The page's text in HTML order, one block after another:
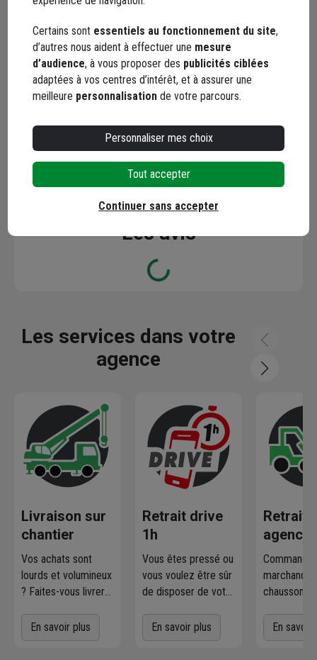
YouTube
Les avis
Loading...
Les services dans votre
agence
Livraison sur
chantier
Vos achats sont
lourds et volumineux
? Faites-vous livrer
voulez! L'agence
Chausson qui
En savoir plus
Retrait drive
1h
Vous êtes pressé ou
vous voulez être sûr
de disposer de votre
Commandez
directement les
En savoir plus
Retrait
agence
l'agence
En savoir
Certains sont essentiels au fonctionnement du site,
d’autres nous aident à effectuer une mesure
d’audience, à vous proposer des publicités ciblées
adaptées à vos centres d’intérêt, et à assurer une
meilleure personnalisation de votre parcours.
Personnaliser mes choix
Tout accepter
Continuer sans accepter